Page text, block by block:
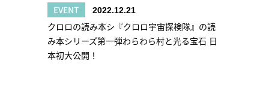
EVENT 2022.12.21
クロロの読み本シ『クロロ宇宙探検隊』の読
み本シリーズ第一弾わらわら村と光る宝石 日
本初大公開！